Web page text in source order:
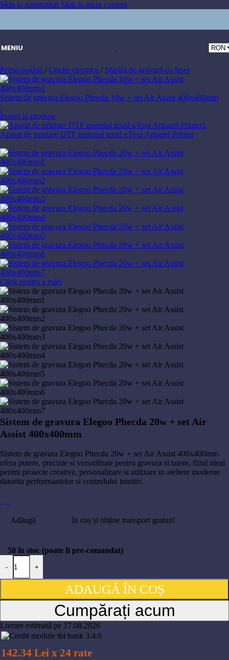
Skip to navigation Skip to main content
MENIU
Prima pagină / Unelte electrice / Mașini de gravură cu laser
Sistem de gravura Elegoo Phecda 10w + set Air Assist 400x400mm
Înapoi la produse
Aparat de printare DTF material textil xTool Apparel Printer
Click pentru a mări
Sistem de gravura Elegoo Phecda 20w + set Air
Assist 400x400mm
Sistem de gravura Elegoo Phecda 20w + set Air Assist 400x400mm
ofera putere, precizie si versatilitate pentru gravura si taiere, fiind ideal
pentru proiecte creative, personalizare si utilizare in ateliere moderne
datorita performantelor si controlului intuitiv.
Adăugă în coș și obține transport gratuit!
50 în stoc (poate fi pre-comandat)
-
Cantitate Sistem de gravura Elegoo Phecda 20w + set Air Assist
+
ADAUGĂ ÎN COȘ
Cumpărați acum
Livrare estimată pe 17.08.2026
142.34 Lei x 24 rate